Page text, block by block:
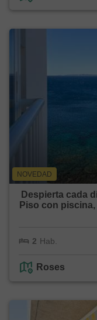
NOVEDAD
Despierta cada
Piso con
2 Hab.
Roses